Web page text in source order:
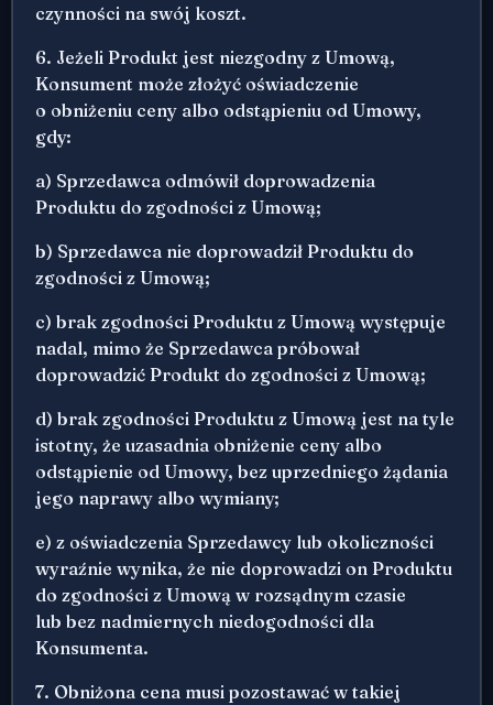
czynności na swój koszt.
6. Jeżeli Produkt jest niezgodny z Umową,
Konsument może złożyć oświadczenie
o obniżeniu ceny albo odstąpieniu od Umowy,
gdy:
a) Sprzedawca odmówił doprowadzenia
Produktu do zgodności z Umową;
b) Sprzedawca nie doprowadził Produktu do
zgodności z Umową;
c) brak zgodności Produktu z Umową występuje
nadal, mimo że Sprzedawca próbował
doprowadzić Produkt do zgodności z Umową;
d) brak zgodności Produktu z Umową jest na tyle
istotny, że uzasadnia obniżenie ceny albo
odstąpienie od Umowy, bez uprzedniego żądania
jego naprawy albo wymiany;
e) z oświadczenia Sprzedawcy lub okoliczności
wyraźnie wynika, że nie doprowadzi on Produktu
do zgodności z Umową w rozsądnym czasie
lub bez nadmiernych niedogodności dla
Konsumenta.
7. Obniżona cena musi pozostawać w takiej